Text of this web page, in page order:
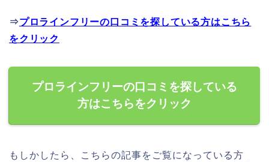
⇒プロラインフリーの口コミを探している方はこちら
をクリック
プロラインフリーの口コミを探している
方はこちらをクリック
もしかしたら、こちらの記事をご覧になっている方